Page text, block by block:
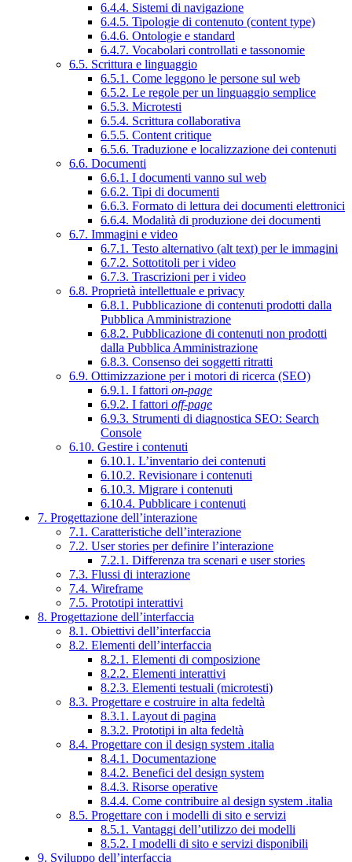
6.4.4. Sistemi di navigazione
6.4.5. Tipologie di contenuto (content type)
6.4.6. Ontologie e standard
6.4.7. Vocabolari controllati e tassonomie
6.5. Scrittura e linguaggio
6.5.1. Come leggono le persone sul web
6.5.2. Le regole per un linguaggio semplice
6.5.3. Microtesti
6.5.4. Scrittura collaborativa
6.5.5. Content critique
6.5.6. Traduzione e localizzazione dei contenuti
6.6. Documenti
6.6.1. I documenti vanno sul web
6.6.2. Tipi di documenti
6.6.3. Formato di lettura dei documenti elettronici
6.6.4. Modalità di produzione dei documenti
6.7. Immagini e video
6.7.1. Testo alternativo (alt text) per le immagini
6.7.2. Sottotitoli per i video
6.7.3. Trascrizioni per i video
6.8. Proprietà intellettuale e privacy
6.8.1. Pubblicazione di contenuti prodotti dalla
Pubblica Amministrazione
6.8.2. Pubblicazione di contenuti non prodotti
dalla Pubblica Amministrazione
6.8.3. Consenso dei soggetti ritratti
6.9. Ottimizzazione per i motori di ricerca (SEO)
6.9.1. I fattori on-page
6.9.2. I fattori off-page
6.9.3. Strumenti di diagnostica SEO: Search
Console
6.10. Gestire i contenuti
6.10.1. L’inventario dei contenuti
6.10.2. Revisionare i contenuti
6.10.3. Migrare i contenuti
6.10.4. Pubblicare i contenuti
7. Progettazione dell’interazione
7.1. Caratteristiche dell’interazione
7.2. User stories per definire l’interazione
7.2.1. Differenza tra scenari e user stories
7.3. Flussi di interazione
7.4. Wireframe
7.5. Prototipi interattivi
8. Progettazione dell’interfaccia
8.1. Obiettivi dell’interfaccia
8.2. Elementi dell’interfaccia
8.2.1. Elementi di composizione
8.2.2. Elementi interattivi
8.2.3. Elementi testuali (microtesti)
8.3. Progettare e costruire in alta fedeltà
8.3.1. Layout di pagina
8.3.2. Prototipi in alta fedeltà
8.4. Progettare con il design system .italia
8.4.1. Documentazione
8.4.2. Benefici del design system
8.4.3. Risorse operative
8.4.4. Come contribuire al design system .italia
8.5. Progettare con i modelli di sito e servizi
8.5.1. Vantaggi dell’utilizzo dei modelli
8.5.2. I modelli di sito e servizi disponibili
9. Sviluppo dell’interfaccia